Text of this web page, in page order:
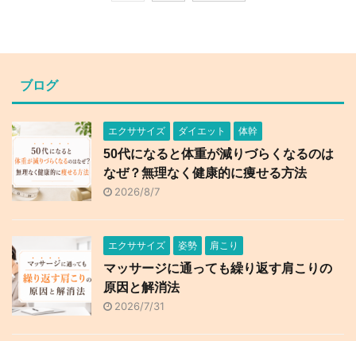
ブログ
エクササイズ ダイエット 体幹
50代になると体重が減りづらくなるのは
なぜ？無理なく健康的に痩せる方法
2026/8/7
エクササイズ 姿勢 肩こり
マッサージに通っても繰り返す肩こりの
原因と解消法
2026/7/31